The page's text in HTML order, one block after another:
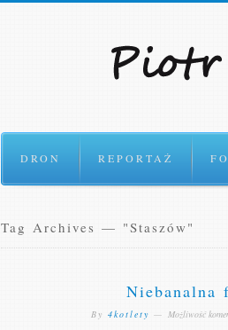
DRON REPORTAŻ
Tag Archives — "Staszów"
Niebanalna
By 4kotlety — Możliwość